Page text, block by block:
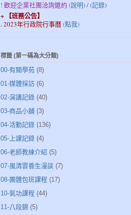
! 歡迎企業社團洽詢邀約 (說明)/(記錄)
+ 【班務公告】
. 2023年行政院行事曆(點我)
標籤 (第一碼為大分類)
00-有關學苑 (8)
01-媒體採訪 (6)
02-演講記錄 (40)
03-商品小舖 (3)
04-活動記錄 (136)
05-上課記錄 (4)
06-老師教練介紹 (5)
07-風清雲養生漫談 (7)
08-團體包班課程 (17)
10-氣功課程 (44)
11-八段錦 (5)